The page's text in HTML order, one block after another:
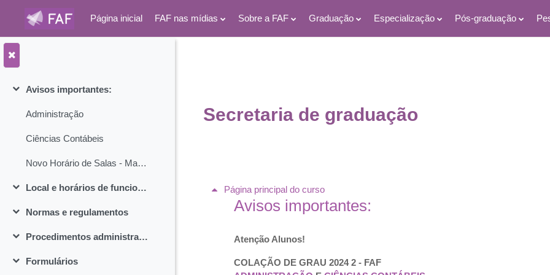
Ir para o conteúdo principal
Página inicial FAF nas mídias Sobre a FAF Graduação Especialização Pós-graduação
Contrair
Avisos importantes:
Administração
Ciências Contábeis
Novo Horário de Salas - Manhã - 2024.1
Contrair
Local e horários de funcionamento
Contrair
Normas e regulamentos
Contrair
Procedimentos administrativos
Contrair
Formulários
Secretaria de graduação
Seção: Normas e regulamentos |
Página principal do curso
Avisos importantes:
Atenção Alunos!
COLAÇÃO DE GRAU 2024 2 - FAF